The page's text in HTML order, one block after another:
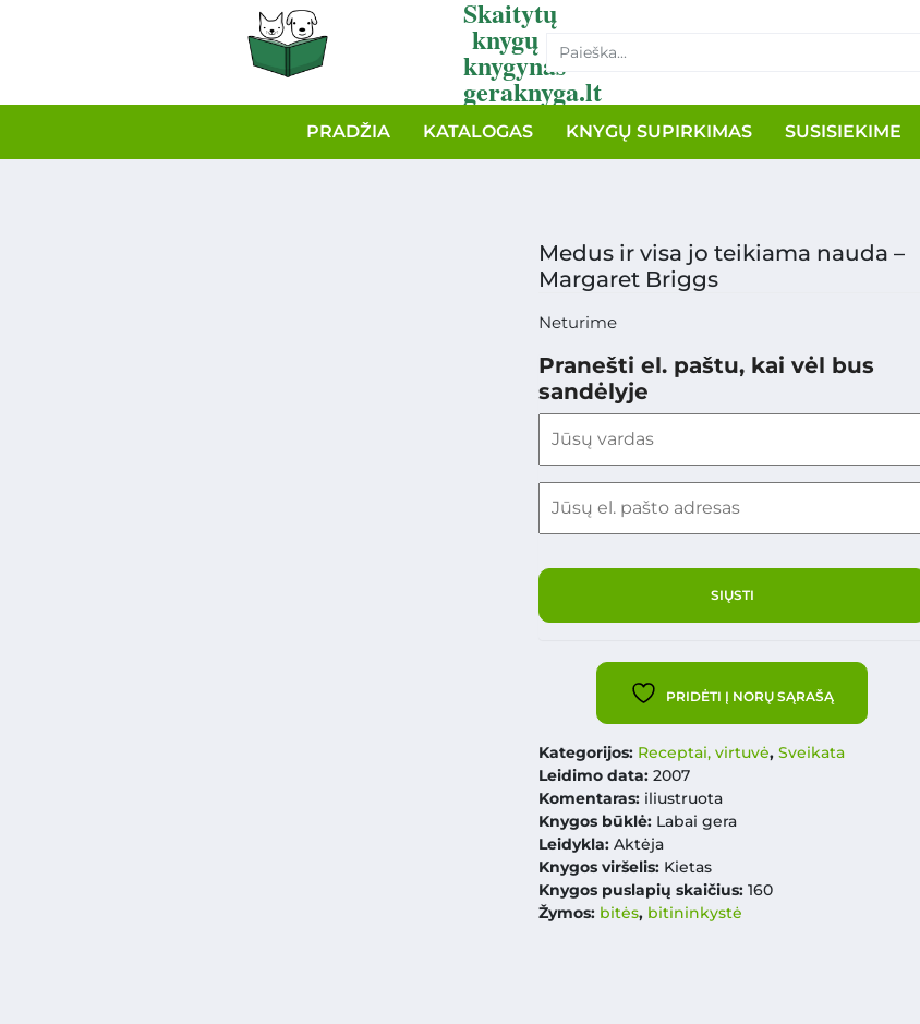
Skaitytų
knygų
knygynas
geraknyga.lt
PRADŽIA KATALOGAS KNYGŲ SUPIRKIMAS SUSISIEKIME
Medus ir visa jo teikiama nauda –
Margaret Briggs
Neturime
Pranešti el. paštu, kai vėl bus
sandėlyje
PRIDĖTI Į NORŲ SĄRAŠĄ
Kategorijos: Receptai, virtuvė, Sveikata
Leidimo data:2007
Komentaras: iliustruota
Knygos būklė: Labai gera
Leidykla:Aktėja
Knygos viršelis: Kietas
Knygos puslapių skaičius: 160
Žymos: bitės, bitininkystė